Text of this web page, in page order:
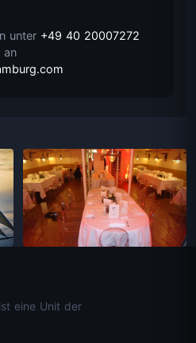
unter +49 40 20007272
an
eine Unit der